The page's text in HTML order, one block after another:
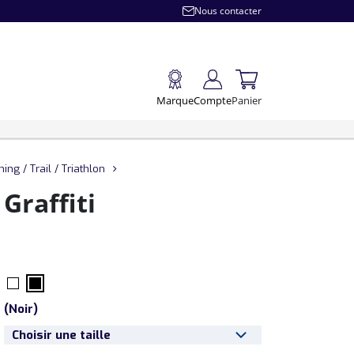
Nous contacter
MarqueComptePanier
/ Trail / Triathlon
Graffiti
(Noir)
Choisir une taille